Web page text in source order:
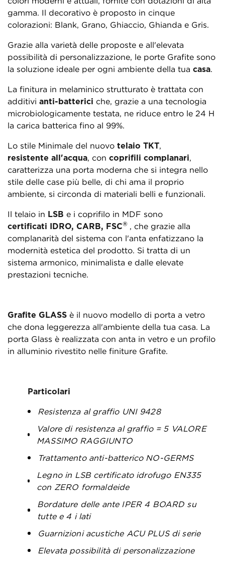
gamma. Il decorativo è proposto in cinque
colorazioni: Blank, Grano, Ghiaccio, Ghianda e Gris.
Grazie alla varietà delle proposte e all'elevata
possibilità di personalizzazione, le porte Grafite sono
la soluzione ideale per ogni ambiente della tua casa.
La finitura in melaminico strutturato è trattata con
additivi anti-batterici che, grazie a una tecnologia
microbiologicamente testata, ne riduce entro le 24 H
la carica batterica fino al 99%.
Lo stile Minimale del nuovo telaio TKT,
resistente all'acqua, con coprifili complanari,
caratterizza una porta moderna che si integra nello
stile delle case più belle, di chi ama il proprio
ambiente, si circonda di materiali belli e funzionali.
Il telaio in LSB e i coprifilo in MDF sono
certificati IDRO, CARB, FSC® , che grazie alla
complanarità del sistema con l'anta enfatizzano la
modernità estetica del prodotto. Si tratta di un
sistema armonico, minimalista e dalle elevate
prestazioni tecniche.
Grafite GLASS è il nuovo modello di porta a vetro
che dona leggerezza all'ambiente della tua casa. La
porta Glass è realizzata con anta in vetro e un profilo
in alluminio rivestito nelle finiture Grafite.
Particolari
Resistenza al graffio UNI 9428
Valore di resistenza al graffio = 5 VALORE
MASSIMO RAGGIUNTO
Trattamento anti-batterico NO-GERMS
Legno in LSB certificato idrofugo EN335
con ZERO formaldeide
Bordature delle ante IPER 4 BOARD su
tutte e 4 i lati
Guarnizioni acustiche ACU PLUS di serie
Elevata possibilità di personalizzazione